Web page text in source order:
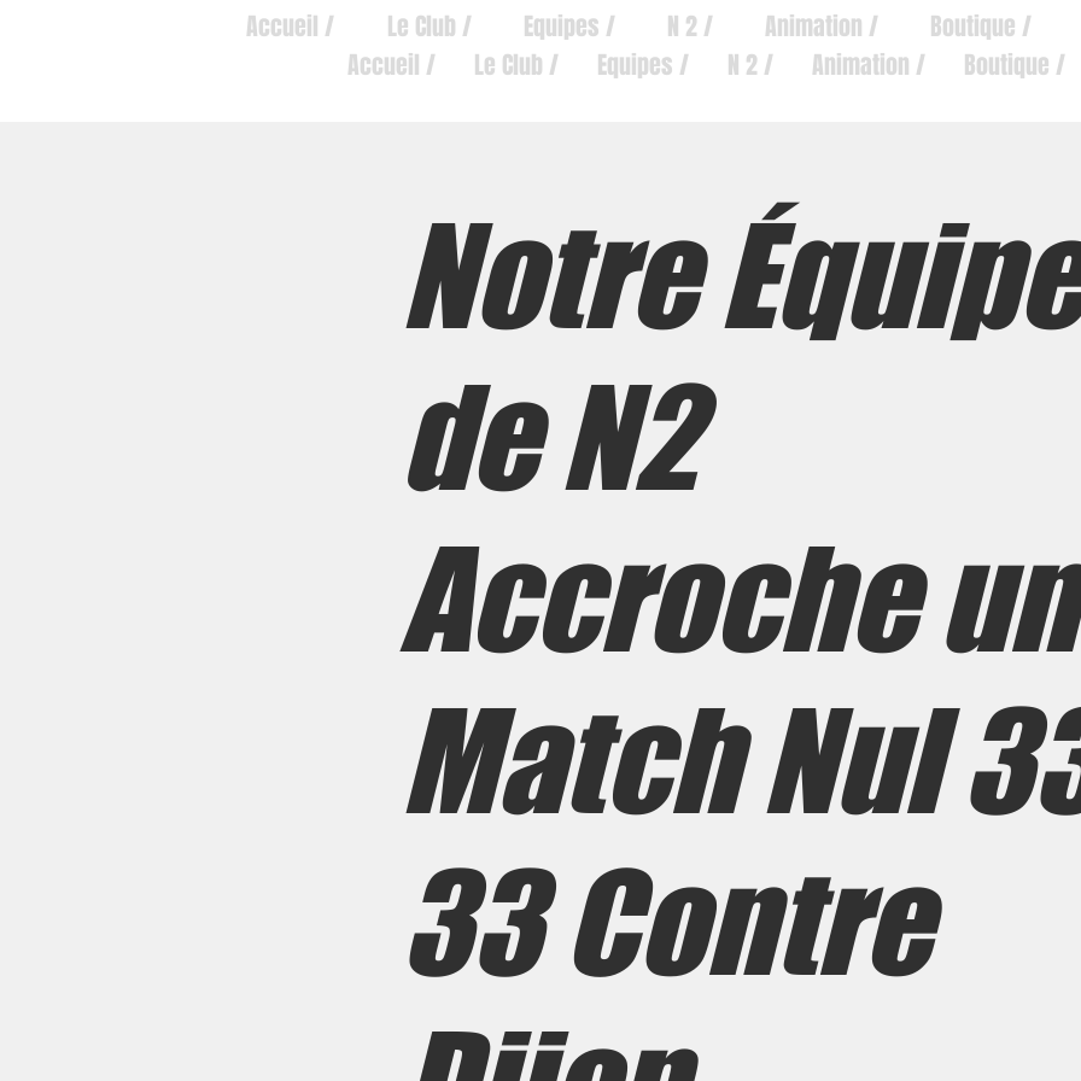
Accueil / Le Club / Equipes / N 2 / Animation / Boutique /
Notre
de N2
Accroche un
Match Nul
33 Contre
Accueil / Le Club / Equipes / N 2 / Animation / Boutique /